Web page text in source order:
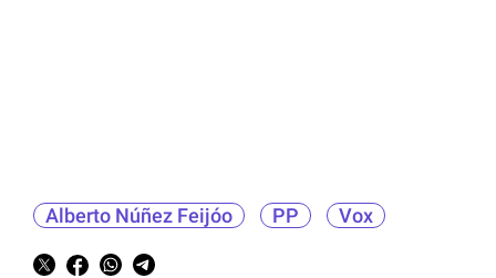
Alberto Núñez Feijóo PP Vox